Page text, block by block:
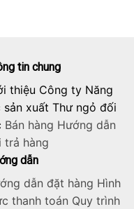
tin chung
thiệu Công ty Năng
sản xuất Thư ngỏ đối
Bán hàng Hướng dẫn
trả hàng
dẫn
dẫn đặt hàng Hình
thanh toán Quy trình